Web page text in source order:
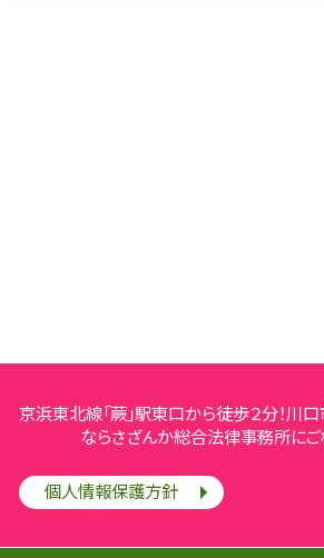
京浜東北線「蕨」駅東口から徒歩２分！川
ならさざんか総合法律事務所にご
個人情報保護方針